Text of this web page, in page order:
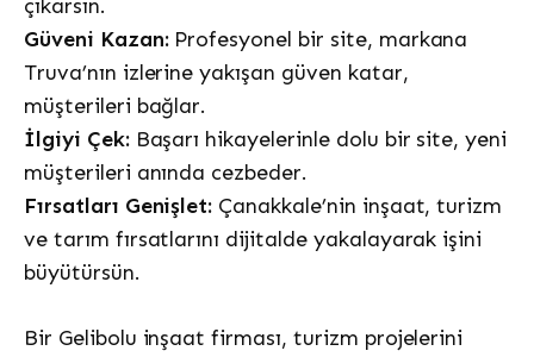
çıkarsın.
Güveni Kazan:Profesyonel bir site, markana
Truva’nın izlerine yakışan güven katar,
müşterileri bağlar.
İlgiyi Çek: Başarı hikayelerinle dolu bir site, yeni
müşterileri anında cezbeder.
Fırsatları Genişlet: Çanakkale’nin inşaat, turizm
ve tarım fırsatlarını dijitalde yakalayarak işini
büyütürsün.
Bir Gelibolu inşaat firması, turizm projelerini